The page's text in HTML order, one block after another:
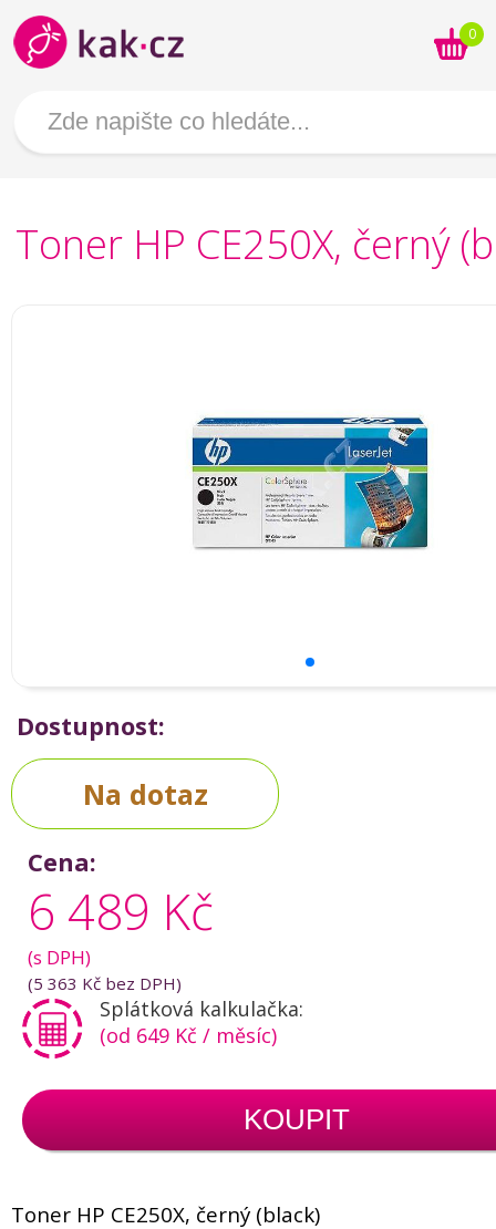
0
Toner HP CE250X, černý
Dostupnost:
Na dotaz
Cena:
6 489 Kč
(s DPH)
(5 363 Kč bez DPH)
Splátková kalkulačka:
(od 649 Kč / měsíc)
KOUPIT
Toner HP CE250X, černý (black)